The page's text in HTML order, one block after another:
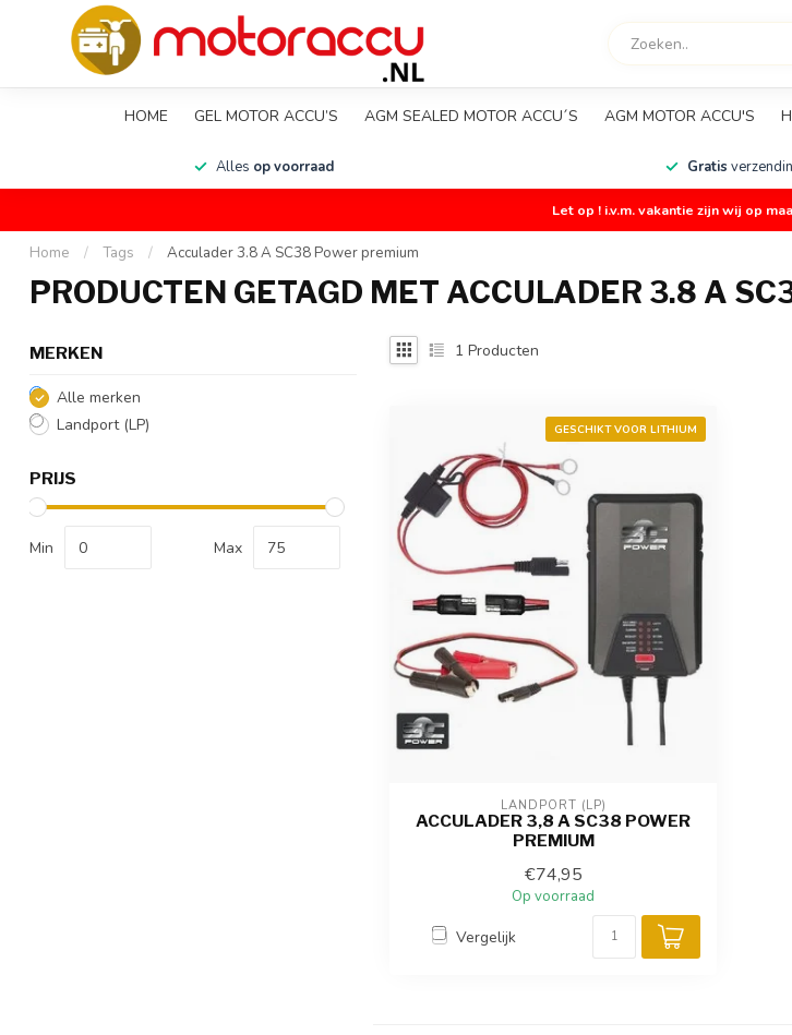
HOME GEL MOTOR ACCU’S AGM SEALED MOTOR ACCU´S AGM MOTOR ACCU'S
Alles op voorraad Gratis
Let op ! i.v.m. vakantie zijn wij op
Home / Tags / Acculader 3.8 A SC38 Power premium
PRODUCTEN GETAGD MET ACCULADER 3.8 A
MERKEN
Alle merken
Landport (LP)
PRIJS
Min Max
1 Producten
GESCHIKT VOOR LITHIUM
LANDPORT (LP)
ACCULADER 3,8 A SC38 POWER
PREMIUM
€74,95
Op voorraad
Vergelijk